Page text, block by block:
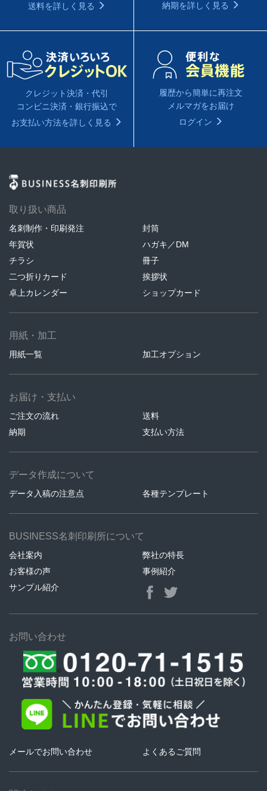
送料を詳しく見る
納期を詳しく見る
クレジット決済・代引
コンビニ決済・銀行振込で
お支払い方法を詳しく見る
履歴から簡単に再注文
メルマガをお届け
ログイン
取り扱い商品
名刺制作・印刷発注
封筒
年賀状
ハガキ／DM
チラシ
冊子
二つ折りカード
挨拶状
卓上カレンダー
ショップカード
用紙・加工
用紙一覧 加工オプション
お届け・支払い
ご注文の流れ
送料
納期
支払い方法
データ作成について
データ入稿の注意点 各種テンプレート
BUSINESS名刺印刷所について
会社案内
弊社の特長
お客様の声
事例紹介
サンプル紹介
お問い合わせ
メールでお問い合わせ よくあるご質問